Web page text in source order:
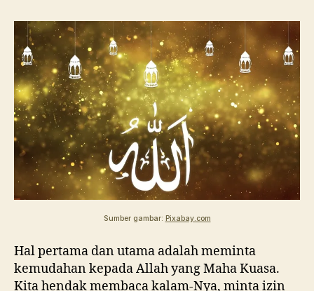
Sumber gambar: Pixabay.com
Hal pertama dan utama adalah meminta
kemudahan kepada Allah yang Maha Kuasa.
Kita hendak membaca kalam-Nya, minta izin